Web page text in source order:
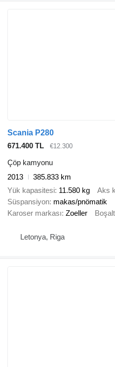
Scania P280
671.400 TL
€12.300
Çöp kamyonu
2013
385.833 km
Yük kapasitesi 11.580 kg Aks
Süspansiyon makas/pnömatik
Karoser markası Zoeller
Letonya, Riga